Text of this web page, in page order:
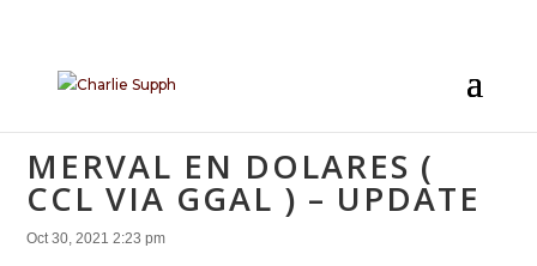
MERVAL EN DOLARES (
CCL VIA GGAL ) – UPDATE
Oct 30, 2021 2:23 pm